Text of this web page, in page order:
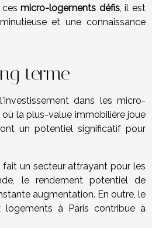
cesmicro-logements défis, il est
et une connaissance
terme
dans les micro-
la plus-value immobilière joue
un potentiel significatif pour
fait un secteur attrayant pour les
le rendement potentiel de
augmentation. En outre, le
logements à Paris contribue à